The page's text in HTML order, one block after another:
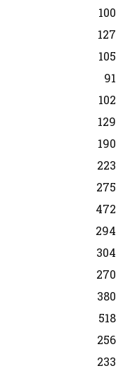
100
127
105
91
102
129
190
223
275
472
294
304
270
380
518
256
233